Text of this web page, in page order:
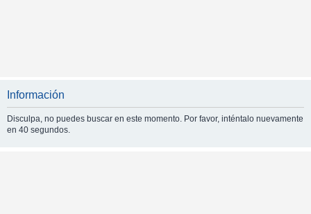
Información
Disculpa, no puedes buscar en este momento. Por favor, inténtalo nuevamente
en 40 segundos.